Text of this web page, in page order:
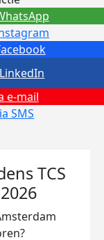
e-mail
SMS
TCS